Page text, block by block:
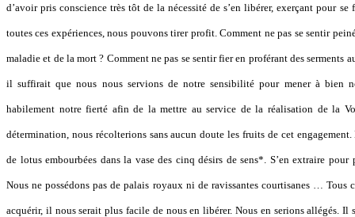
d’avoir pris conscience très tôt de la nécessité de s’en libérer, exerçant pour
toutes ces expériences, nous pouvons tirer profit. Comment ne pas se sentir
maladie et de la mort ? Comment ne pas se sentir fier en proférant des serments
il suffirait que nous nous servions de notre sensibilité pour mener à bien
habilement notre fierté afin de la mettre au service de la réalisation de la
détermination, nous récolterions sans aucun doute les fruits de cet engagement.
de lotus embourbées dans la vase des cinq désirs de sens*. S’en extraire
Nous ne possédons pas de palais royaux ni de ravissantes courtisanes …
acquérir, il nous serait plus facile de nous en libérer. Nous en serions allégés. Il